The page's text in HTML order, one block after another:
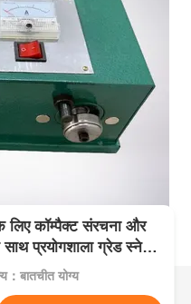
लिए कॉम्पैक्ट संरचना और
प्रयोगशाला ग्रेड स्नेहन
：बातचीत योग्य